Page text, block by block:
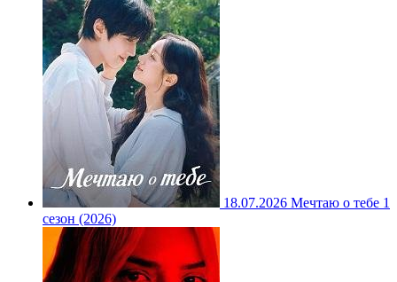
18.07.2026 Мечтаю о тебе 1
сезон (2026)